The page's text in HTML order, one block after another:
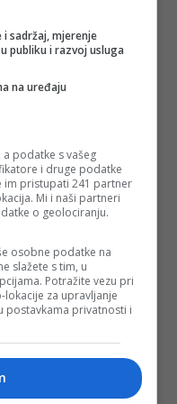
sadržaj, mjerenje
publiku i razvoj usluga
na uređaju
podatke s vašeg
i druge podatke
im pristupati 241 partner
Mi i naši partneri
o geolociranju.
osobne podatke na
slažete s tim, u
Potražite vezu pri
lokacije za upravljanje
postavkama privatnosti i